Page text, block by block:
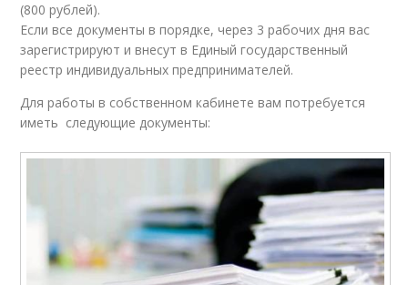
(800 рублей).
Если все документы в порядке, через 3 рабочих дня вас
зарегистрируют и внесут в Единый государственный
реестр индивидуальных предпринимателей.
Для работы в собственном кабинете вам потребуется
иметь следующие документы: